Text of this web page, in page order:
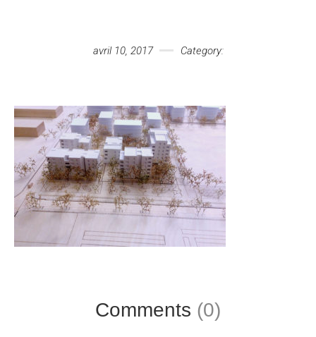
avril 10, 2017 Category:
Comments (0)